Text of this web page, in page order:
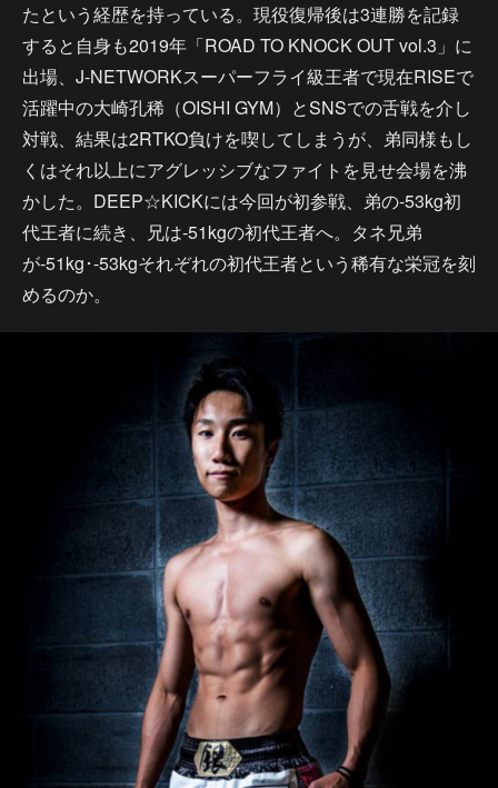
たという経歴を持っている。現役復帰後は3連勝を記録
すると自身も2019年「ROAD TO KNOCK OUT vol.3」に
出場、J-NETWORKスーパーフライ級王者で現在RISEで
活躍中の大崎孔稀（OISHI GYM）とSNSでの舌戦を介し
対戦、結果は2RTKO負けを喫してしまうが、弟同様もし
くはそれ以上にアグレッシブなファイトを見せ会場を沸
かした。DEEP☆KICKには今回が初参戦、弟の-53kg初
代王者に続き、兄は-51kgの初代王者へ。タネ兄弟
が-51kg･-53kgそれぞれの初代王者という稀有な栄冠を刻
めるのか。